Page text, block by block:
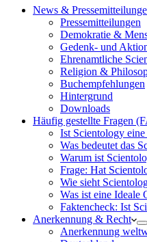
News &
Pressemitteilungen
Demokratie &
Gedenk- und
Ehrenamtliche
Religion &
Buchempfehlungen
Hintergrund
Downloads
Häufig gestellte Fragen
Ist Scientology
Was bedeutet das
Warum ist
Frage: Hat
Wie sieht
Was ist eine Ideale
Faktencheck: Ist
Anerkennung & Recht
Anerkennung